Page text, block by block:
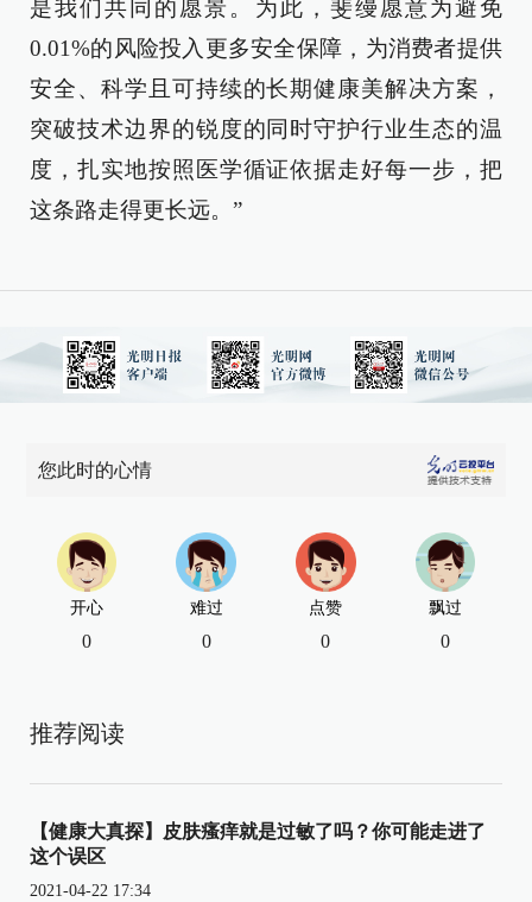
是我们共同的愿景。为此，斐缦愿意为避免
0.01%的风险投入更多安全保障，为消费者提供
安全、科学且可持续的长期健康美解决方案，
突破技术边界的锐度的同时守护行业生态的温
度，扎实地按照医学循证依据走好每一步，把
这条路走得更长远。”
您此时的心情
开心
0
难过
0
点赞
0
飘过
0
推荐阅读
【健康大真探】皮肤瘙痒就是过敏了吗？你可能走进了
这个误区
2021-04-22 17:34